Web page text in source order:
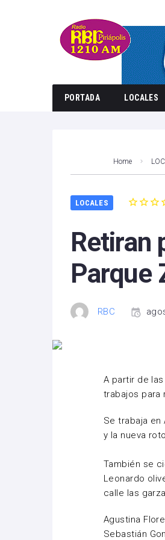
PORTADA LOCALES
Home
LOCALES
Retiran
Parque
RBC
A partir de
trabajos para
Se trabaja en
y la nueva
También se
Leonardo
calle las
Agustina
Sebastián